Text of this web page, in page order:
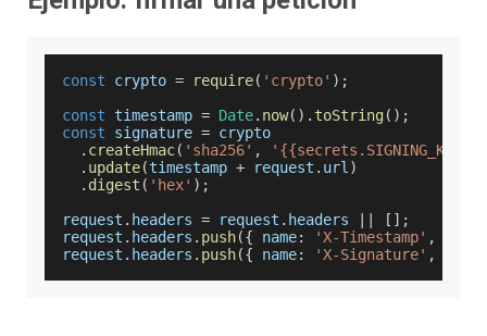
const crypto = require( 'crypto' ) ;
const timestamp = Date. now( ) . toString( ) ;
const signature = crypto
. createHmac( 'sha256' ,
'{{secrets.SIGNING_KEY}}'
. update(timestamp + request . url )
. digest ( 'hex' ) ;
request . headers = request . headers [ ] ;
request . headers . push({ name: 'X-Timestamp' ,
request . headers . push({ name: 'X-Signature' ,